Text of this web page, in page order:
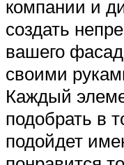
компании и
создать
вашего
своими
Каждый
подобрать в
подойдет